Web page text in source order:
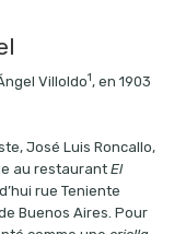
Villoldo1, en 1903
José Luis Roncallo,
au restaurant El
rue Teniente
Buenos Aires. Pour